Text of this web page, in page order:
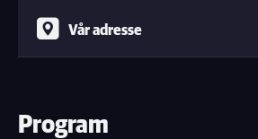
Vår adresse
Program